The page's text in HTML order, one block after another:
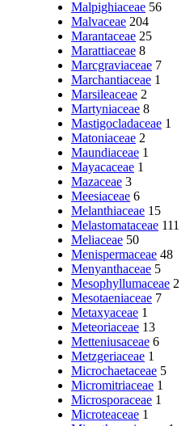
Malpighiaceae 56
Malvaceae 204
Marantaceae 25
Marattiaceae 8
Marcgraviaceae 7
Marchantiaceae 1
Marsileaceae 2
Martyniaceae 8
Mastigocladaceae 1
Matoniaceae 2
Maundiaceae 1
Mayacaceae 1
Mazaceae 3
Meesiaceae 6
Melanthiaceae 15
Melastomataceae 111
Meliaceae 50
Menispermaceae 48
Menyanthaceae 5
Mesophyllumaceae 2
Mesotaeniaceae 7
Metaxyaceae 1
Meteoriaceae 13
Metteniusaceae 6
Metzgeriaceae 1
Microchaetaceae 5
Micromitriaceae 1
Microsporaceae 1
Microteaceae 1